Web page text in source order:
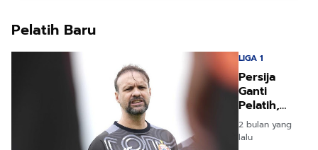
Pelatih Baru
LIGA 1
Persija
Ganti
Pelatih,
Bidik Juara
2027 dan
2 bulan yang
lalu